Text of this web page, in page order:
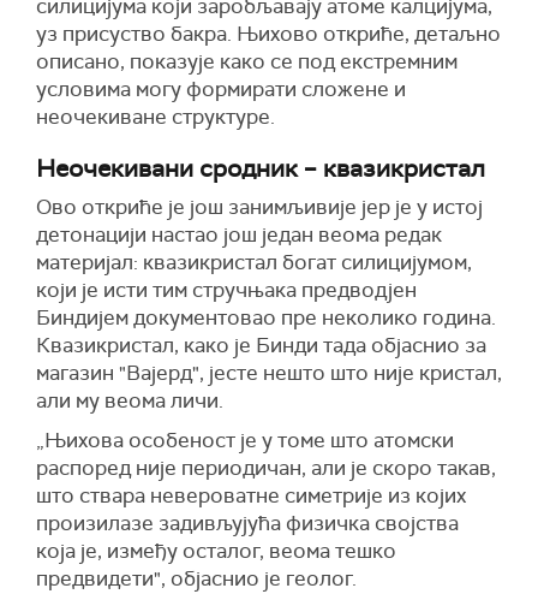
силицијума који заробљавају атоме калцијума,
уз присуство бакра. Њихово откриће, детаљно
описано, показује како се под екстремним
условима могу формирати сложене и
неочекиване структуре.
Неочекивани сродник – квазикристал
Ово откриће је још занимљивије јер је у истој
детонацији настао још један веома редак
материјал: квазикристал богат силицијумом,
који је исти тим стручњака предводјен
Биндијем документовао пре неколико година.
Квазикристал, како је Бинди тада објаснио за
магазин "Вајерд", јесте нешто што није кристал,
али му веома личи.
„Њихова особеност је у томе што атомски
распоред није периодичан, али је скоро такав,
што ствара невероватне симетрије из којих
произилазе задивљујућа физичка својства
која је, између осталог, веома тешко
предвидети", објаснио је геолог.